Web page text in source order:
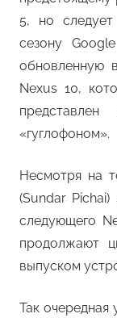
5, но следует
сезону
обновленную
Nexus 10,
«гуглофоном».
Несмотря на
(Sundar
следующего
продолжают
выпуском
Так очередная